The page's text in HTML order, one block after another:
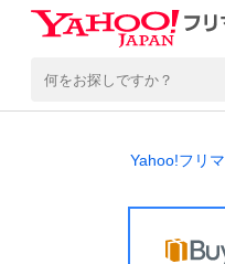
Yahoo!フリマ